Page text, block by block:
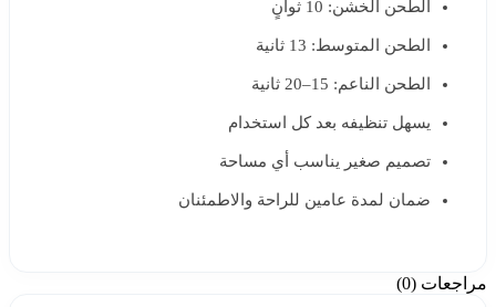
الطحن الخشن: 10 ثوانٍ
الطحن المتوسط: 13 ثانية
الطحن الناعم: 15–20 ثانية
يسهل تنظيفه بعد كل استخدام
تصميم صغير يناسب أي مساحة
ضمان لمدة عامين للراحة والاطمئنان
مراجعات (0)